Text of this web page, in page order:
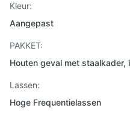
Kleur:
Aangepast
PAKKET:
Houten geval met staalkader,
Lassen:
Hoge Frequentielassen